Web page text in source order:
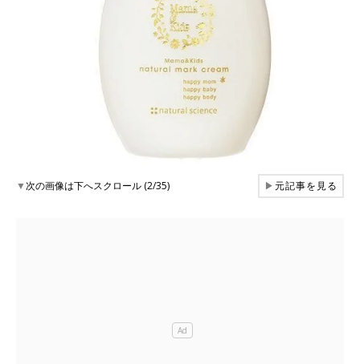
▼次の画像は下へスクロール (2/35) ▶元記事を見る